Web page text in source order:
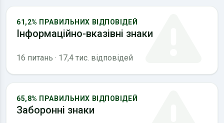
61,2% ПРАВИЛЬНИХ ВІДПОВІДЕЙ
Інформаційно-вказівні знаки
16 питань · 17,4 тис. відповідей
65,8% ПРАВИЛЬНИХ ВІДПОВІДЕЙ
Заборонні знаки